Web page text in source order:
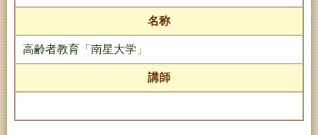
名称
高齢者教育「南星大学」
講師